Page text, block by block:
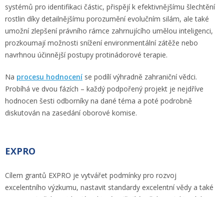
systémů pro identifikaci částic, přispějí k efektivnějšímu šlechtění
rostlin díky detailnějšímu porozumění evolučním silám, ale také
umožní zlepšení právního rámce zahrnujícího umělou inteligenci,
prozkoumají možnosti snížení environmentální zátěže nebo
navrhnou účinnější postupy protinádorové terapie.
Na procesu hodnocení se podílí výhradně zahraniční vědci.
Probíhá ve dvou fázích – každý podpořený projekt je nejdříve
hodnocen šesti odborníky na dané téma a poté podrobně
diskutován na zasedání oborové komise.
EXPRO
Cílem grantů EXPRO je vytvářet podmínky pro rozvoj
excelentního výzkumu, nastavit standardy excelentní vědy a také